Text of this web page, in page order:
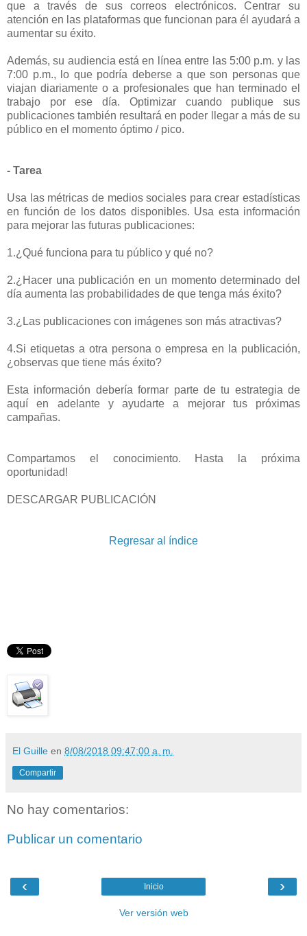
que a través de sus correos electrónicos. Centrar su
atención en las plataformas que funcionan para él ayudará a
aumentar su éxito.
Además, su audiencia está en línea entre las 5:00 p.m. y las
7:00 p.m., lo que podría deberse a que son personas que
viajan diariamente o a profesionales que han terminado el
trabajo por ese día. Optimizar cuando publique sus
publicaciones también resultará en poder llegar a más de su
público en el momento óptimo / pico.
- Tarea
Usa las métricas de medios sociales para crear estadísticas
en función de los datos disponibles. Usa esta información
para mejorar las futuras publicaciones:
1.¿Qué funciona para tu público y qué no?
2.¿Hacer una publicación en un momento determinado del
día aumenta las probabilidades de que tenga más éxito?
3.¿Las publicaciones con imágenes son más atractivas?
4.Si etiquetas a otra persona o empresa en la publicación,
¿observas que tiene más éxito?
Esta información debería formar parte de tu estrategia de
aquí en adelante y ayudarte a mejorar tus próximas
campañas.
Compartamos el conocimiento. Hasta la próxima
oportunidad!
DESCARGAR PUBLICACIÓN
Regresar al índice
El Guille en 8/08/2018 09:47:00 a. m.
Compartir
No hay comentarios:
Publicar un comentario
‹ ›
Inicio
Ver versión web